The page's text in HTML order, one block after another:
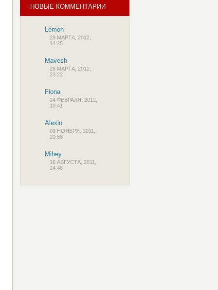
НОВЫЕ КОММЕНТАРИИ
Lemon
29 МАРТА, 2012,
14:25
Mavesh
28 МАРТА, 2012,
23:22
Fiona
24 ФЕВРАЛЯ, 2012,
19:41
Alexin
09 НОЯБРЯ, 2011,
20:58
Mihey
16 АВГУСТА, 2011,
14:46